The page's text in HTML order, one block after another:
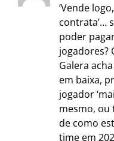
‘Vende
contrata’…
poder
jogadores?
Galera
em baixa,
jogador
mesmo, ou
de como
time em